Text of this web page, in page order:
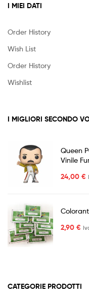
I MIEI DATI
Order History
Wish List
Order History
Wishlist
I MIGLIORI SECONDO
Queen
Vinile
24,00 €
2,90 €
CATEGORIE PRODOTTI